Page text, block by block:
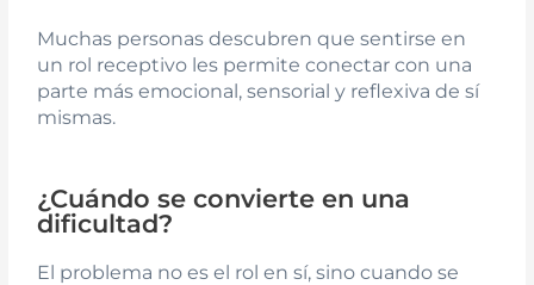
Muchas personas descubren que sentirse en
un rol receptivo les permite conectar con una
parte más emocional, sensorial y reflexiva de sí
mismas.
¿Cuándo se convierte en una
dificultad?
El problema no es el rol en sí, sino cuando se